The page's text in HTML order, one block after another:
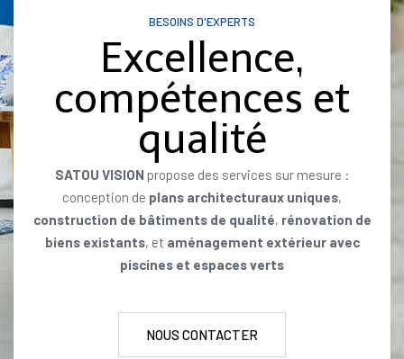
BESOINS D'EXPERTS
Excellence,
compétences et
qualité
SATOU VISION propose des services sur mesure :
conception de plans architecturaux uniques,
construction de bâtiments de qualité, rénovation de
biens existants, et aménagement extérieur avec
piscines et espaces verts
NOUS CONTACTER